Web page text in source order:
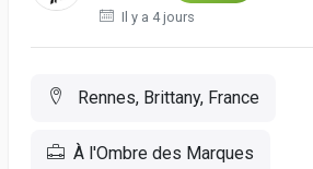
Il y a 4 jours
Rennes, Brittany, France
À l'Ombre des Marques